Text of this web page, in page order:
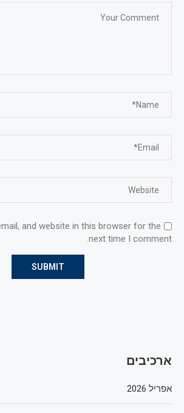
and website in this browser for the
next time I comment.
ארכיבים
אפריל 2026